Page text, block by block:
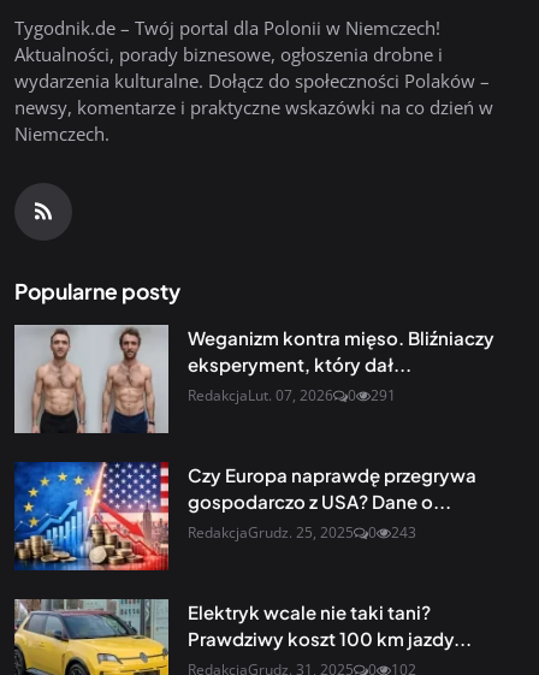
Tygodnik.de – Twój portal dla Polonii w Niemczech!
Aktualności, porady biznesowe, ogłoszenia drobne i
wydarzenia kulturalne. Dołącz do społeczności Polaków –
newsy, komentarze i praktyczne wskazówki na co dzień w
Niemczech.
Popularne posty
Weganizm kontra mięso. Bliźniaczy
eksperyment, który dał...
RedakcjaLut. 07, 2026 0 291
Czy Europa naprawdę przegrywa
gospodarczo z USA? Dane o...
RedakcjaGrudz. 25, 2025 0 243
Elektryk wcale nie taki tani?
Prawdziwy koszt 100 km jazdy...
RedakcjaGrudz. 31, 2025 0 102